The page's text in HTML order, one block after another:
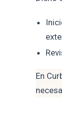
En